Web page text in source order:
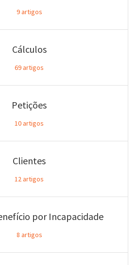
9artigos
Cálculos
69artigos
Petições
10artigos
Clientes
12artigos
por Incapacidade
8 artigos